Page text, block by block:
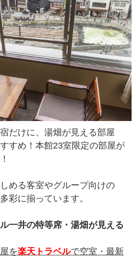
だけに、湯畑が見える部屋
すめ！本館23室限定の部屋が
める客室やグループ向けの
彩に揃っています。
一井の特等席・湯畑が見える
を楽天トラベルで空室・最新